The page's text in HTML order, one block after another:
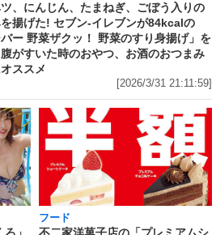
、にんじん、たまねぎ、ごぼう入りの
揚げた! セブン‐イレブンが84kcalの
バー 野菜ザクッ！ 野菜のすり身揚げ」を
がすいた時のおやつ、お酒のおつまみ
ススメ
[2026/3/31 21:11:59]
」
フード
不二家洋菓子店の「プレミアムシ